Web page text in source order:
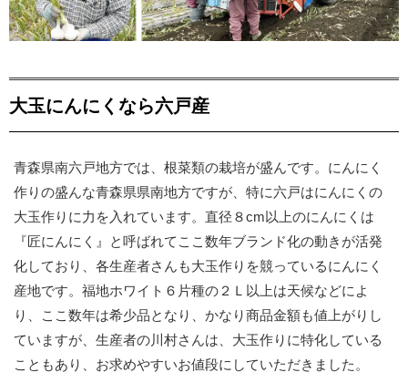
大玉にんにくなら六戸産
青森県南六戸地方では、根菜類の栽培が盛んです。にんにく
作りの盛んな青森県県南地方ですが、特に六戸はにんにくの
大玉作りに力を入れています。直径８cm以上のにんにくは
『匠にんにく』と呼ばれてここ数年ブランド化の動きが活発
化しており、各生産者さんも大玉作りを競っているにんにく
産地です。福地ホワイト６片種の２Ｌ以上は天候などによ
り、ここ数年は希少品となり、かなり商品金額も値上がりし
ていますが、生産者の川村さんは、大玉作りに特化している
こともあり、お求めやすいお値段にしていただきました。